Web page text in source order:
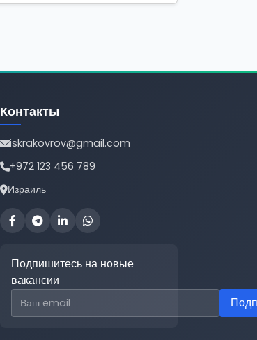
Контакты
iskrakovrov@gmail.com
+972 123 456 789
Израиль
Подпишитесь на новые
вакансии
Email для подписки